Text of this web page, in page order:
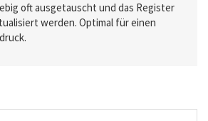
oft ausgetauscht und das Register
werden. Optimal für einen